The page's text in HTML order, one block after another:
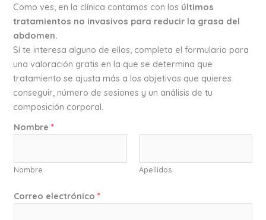
Como ves, en la clínica contamos con los últimos
tratamientos no invasivos para reducir la grasa del
abdomen.
Sí te interesa alguno de ellos, completa el formulario para
una valoración gratis en la que se determina que
tratamiento se ajusta más a los objetivos que quieres
conseguir, número de sesiones y un análisis de tu
composición corporal.
Nombre*
Nombre Apellidos
Correo electrónico*